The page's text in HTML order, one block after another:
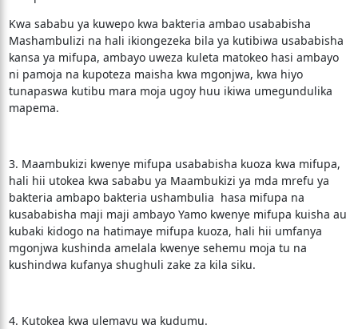
Kwa sababu ya kuwepo kwa bakteria ambao usababisha
Mashambulizi na hali ikiongezeka bila ya kutibiwa usababisha
kansa ya mifupa, ambayo uweza kuleta matokeo hasi ambayo
ni pamoja na kupoteza maisha kwa mgonjwa, kwa hiyo
tunapaswa kutibu mara moja ugoy huu ikiwa umegundulika
mapema.
3. Maambukizi kwenye mifupa usababisha kuoza kwa mifupa,
hali hii utokea kwa sababu ya Maambukizi ya mda mrefu ya
bakteria ambapo bakteria ushambulia hasa mifupa na
kusababisha maji maji ambayo Yamo kwenye mifupa kuisha au
kubaki kidogo na hatimaye mifupa kuoza, hali hii umfanya
mgonjwa kushinda amelala kwenye sehemu moja tu na
kushindwa kufanya shughuli zake za kila siku.
4. Kutokea kwa ulemavu wa kudumu.